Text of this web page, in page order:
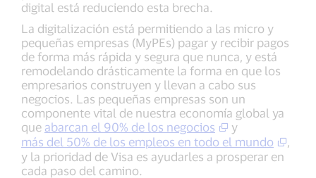
digital está reduciendo esta brecha.
La digitalización está permitiendo a las micro y
pequeñas empresas (MyPEs) pagar y recibir pagos
de forma más rápida y segura que nunca, y está
remodelando drásticamente la forma en que los
empresarios construyen y llevan a cabo sus
negocios. Las pequeñas empresas son un
componente vital de nuestra economía global ya
que abarcan el 90% de los negocios
y
más del 50% de los empleos en todo el mundo
,
y la prioridad de Visa es ayudarles a prosperar en
cada paso del camino.